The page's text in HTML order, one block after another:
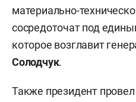
материально-
сосредоточат под
которое возглавит
Солодчук.
Также президент